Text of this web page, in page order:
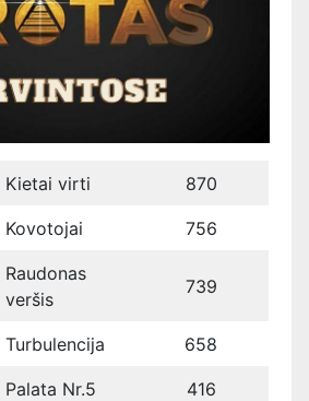
Kietai virti 870
Kovotojai 756
Raudonas
veršis
739
Turbulencija 658
Palata Nr.5 416